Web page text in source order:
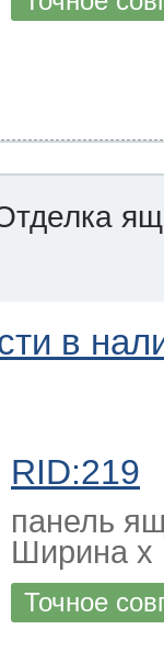
в
RID:219
панель
Ширина х
Точное